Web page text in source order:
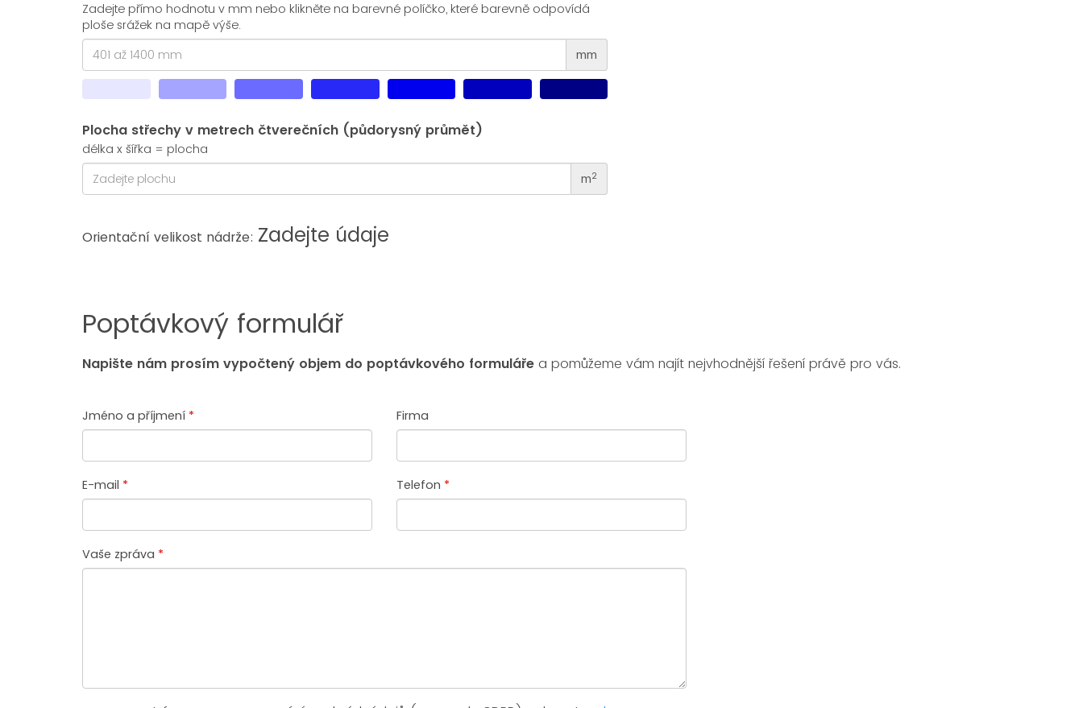
Zadejte přímo hodnotu v mm nebo klikněte na barevné políčko, které barevně odpovídá
ploše srážek na mapě výše.
mm
Plocha střechy v metrech čtverečních (půdorysný průmět)
délka x šířka = plocha
m2
Orientační velikost nádrže: Zadejte údaje
Poptávkový formulář
Napište nám prosím vypočtený objem do poptávkového formuláře a pomůžeme vám najít nejvhodnější řešení právě pro vás.
Jméno a příjmení * Firma
E-mail * Telefon *
Vaše zpráva *